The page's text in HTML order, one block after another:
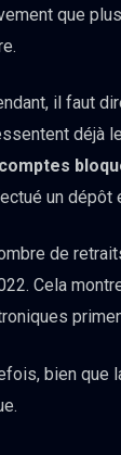
que
il faut
déjà
comptes
un dépôt
de
Cela
bien que